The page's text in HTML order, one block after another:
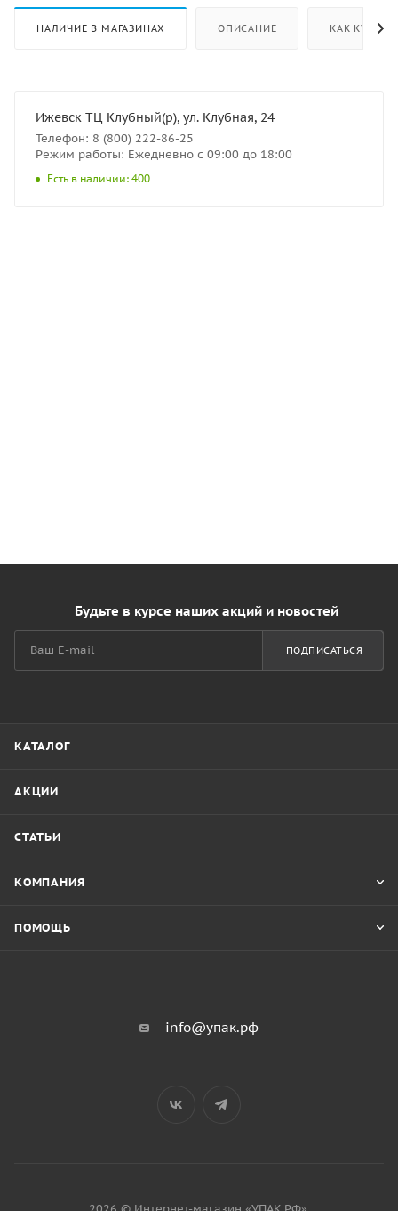
НАЛИЧИЕ В МАГАЗИНАХ ОПИСАНИЕ КАК КУПИТЬ
Ижевск ТЦ Клубный(р), ул. Клубная, 24
Телефон: 8 (800) 222-86-25
Режим работы: Ежедневно с 09:00 до 18:00
Есть в наличии: 400
Будьте в курсе наших акций и новостей
ПОДПИСАТЬСЯ
КАТАЛОГ
АКЦИИ
СТАТЬИ
КОМПАНИЯ
ПОМОЩЬ
info@упак.рф